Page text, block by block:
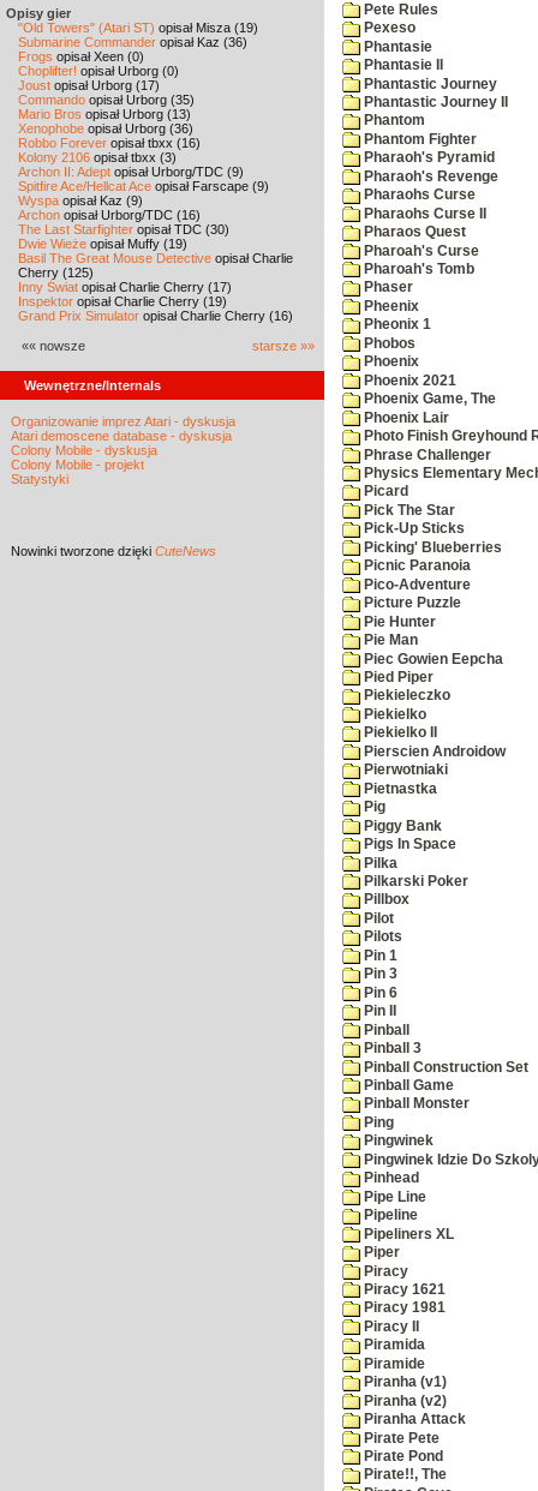
Opisy gier
"Old Towers" (Atari ST) opisał Misza (19)
Submarine Commander opisał Kaz (36)
Frogs opisał Xeen (0)
Choplifter! opisał Urborg (0)
Joust opisał Urborg (17)
Commando opisał Urborg (35)
Mario Bros opisał Urborg (13)
Xenophobe opisał Urborg (36)
Robbo Forever opisał tbxx (16)
Kolony 2106 opisał tbxx (3)
Archon II: Adept opisał Urborg/TDC (9)
Spitfire Ace/Hellcat Ace opisał Farscape (9)
Wyspa opisał Kaz (9)
Archon opisał Urborg/TDC (16)
The Last Starfighter opisał TDC (30)
Dwie Wieże opisał Muffy (19)
Basil The Great Mouse Detective opisał Charlie
Cherry (125)
Inny Świat opisał Charlie Cherry (17)
Inspektor opisał Charlie Cherry (19)
Grand Prix Simulator opisał Charlie Cherry (16)
«« nowsze starsze »»
Wewnętrzne/Internals
Organizowanie imprez Atari - dyskusja
Atari demoscene database - dyskusja
Colony Mobile - dyskusja
Colony Mobile - projekt
Statystyki
Nowinki tworzone dzięki CuteNews
Pete Rules
Pexeso
Phantasie
Phantasie II
Phantastic Journey
Phantastic Journey II
Phantom
Phantom Fighter
Pharaoh's Pyramid
Pharaoh's Revenge
Pharaohs Curse
Pharaohs Curse II
Pharaos Quest
Pharoah's Curse
Pharoah's Tomb
Phaser
Pheenix
Pheonix 1
Phobos
Phoenix
Phoenix 2021
Phoenix Game, The
Phoenix Lair
Photo Finish Greyhound
Phrase Challenger
Physics Elementary
Picard
Pick The Star
Pick-Up Sticks
Picking' Blueberries
Picnic Paranoia
Pico-Adventure
Picture Puzzle
Pie Hunter
Pie Man
Piec Gowien Eepcha
Pied Piper
Piekieleczko
Piekielko
Piekielko II
Pierscien Androidow
Pierwotniaki
Pietnastka
Pig
Piggy Bank
Pigs In Space
Pilka
Pilkarski Poker
Pillbox
Pilot
Pilots
Pin 1
Pin 3
Pin 6
Pin II
Pinball
Pinball 3
Pinball Construction Set
Pinball Game
Pinball Monster
Ping
Pingwinek
Pingwinek Idzie Do
Pinhead
Pipe Line
Pipeline
Pipeliners XL
Piper
Piracy
Piracy 1621
Piracy 1981
Piracy II
Piramida
Piramide
Piranha (v1)
Piranha (v2)
Piranha Attack
Pirate Pete
Pirate Pond
Pirate!!, The